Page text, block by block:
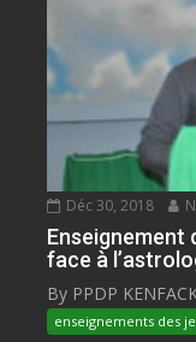
Déc 30, 2018
Enseignement
face à
By PPDP
enseignements des